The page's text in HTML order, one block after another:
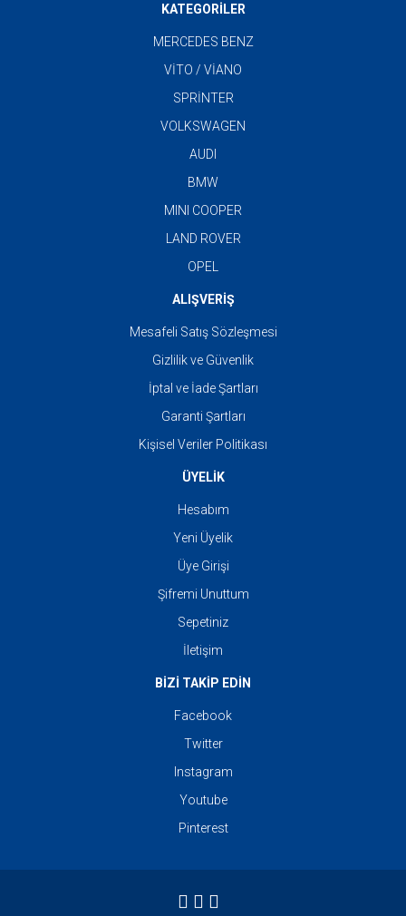
KATEGORİLER
MERCEDES BENZ
VİTO / VİANO
SPRİNTER
VOLKSWAGEN
AUDI
BMW
MINI COOPER
LAND ROVER
OPEL
ALIŞVERİŞ
Mesafeli Satış Sözleşmesi
Gizlilik ve Güvenlik
İptal ve İade Şartları
Garanti Şartları
Kişisel Veriler Politikası
ÜYELİK
Hesabım
Yeni Üyelik
Üye Girişi
Şifremi Unuttum
Sepetiniz
İletişim
BİZİ TAKİP EDİN
Facebook
Twitter
Instagram
Youtube
Pinterest